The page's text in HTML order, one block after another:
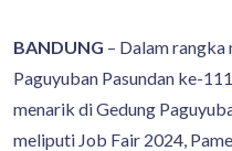
BANDUNG – Dalam
Paguyuban Pasundan ke-
menarik di Gedung
meliputi Job Fair 2024,